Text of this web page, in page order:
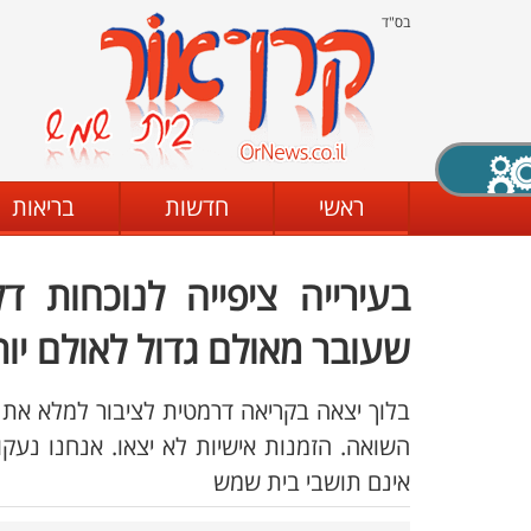
בס"ד
ראשי חדשות בריאות
בעירייה ציפייה
שעובר מאולם גדול לאולם
בלוך יצאה בקריאה דרמטית לציבור למלא
השואה. הזמנות אישיות לא יצאו. אנחנו
אינם תושבי בית שמש
X סגירה
מצב שחור - לבן קביעת ניגודיות
גופן קריא הגדלת האתר